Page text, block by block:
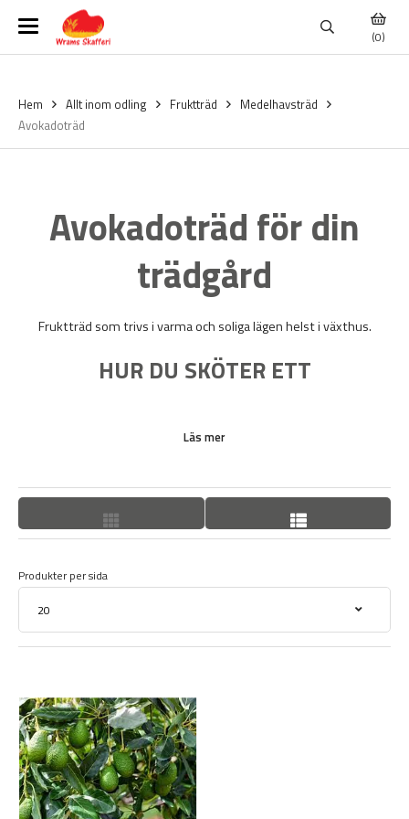
(0)
Hem Allt inom odling Fruktträd
Medelhavsträd
Avokadoträd
Avokadoträd för din
trädgård
Fruktträd som trivs i varma och soliga lägen helst i växthus.
HUR DU SKÖTER ETT
Avokadoträd måste tas in under vintern, så bäst är att odla det i
Läs mer
Produkter per sida